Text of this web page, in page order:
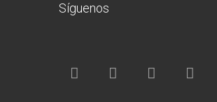
Síguenos